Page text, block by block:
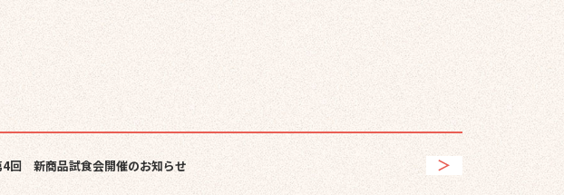
4回 新商品試食会開催のお知らせ